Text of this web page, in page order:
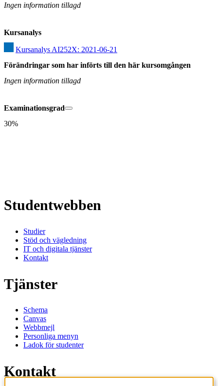
Ingen information tillagd
Kursanalys
Kursanalys AI252X: 2021-06-21
Förändringar som har införts till den här kursomgången
Ingen information tillagd
Examinationsgrad
30%
Studentwebben
Studier
Stöd och vägledning
IT och digitala tjänster
Kontakt
Tjänster
Schema
Canvas
Webbmejl
Personliga menyn
Ladok för studenter
Kontakt